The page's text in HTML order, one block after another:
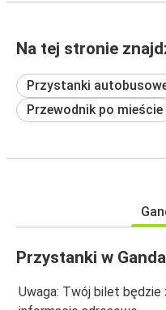
Na tej stronie
Przystanki
Przewodnik po mieście
Przystanki w
Uwaga: Twój bilet będzie